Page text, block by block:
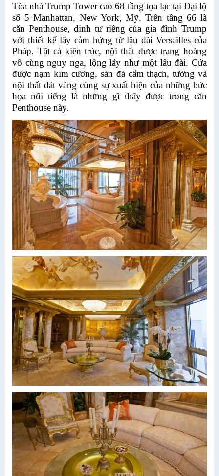
Tòa nhà Trump Tower cao 68 tầng tọa lạc tại Đại lộ
số 5 Manhattan, New York, Mỹ. Trên tầng 66 là
căn Penthouse, dinh tư riêng của gia đình Trump
với thiết kế lấy cảm hứng từ lâu đài Versailles của
Pháp. Tất cả kiến trúc, nội thất được trang hoàng
vô cùng nguy nga, lộng lẫy như một lâu đài. Cửa
được nạm kim cương, sàn đá cẩm thạch, tường và
nội thất dát vàng cùng sự xuất hiện của những bức
họa nổi tiếng là những gì thấy được trong căn
Penthouse này.